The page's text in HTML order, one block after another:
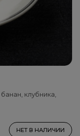
клубника,
НЕТ В НАЛИЧИИ